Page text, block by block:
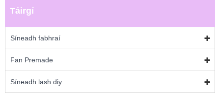
Táirgí
Síneadh fabhraí
Fan Premade
Síneadh lash diy